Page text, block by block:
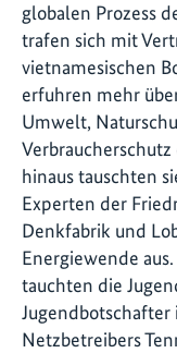
globalen Prozess
trafen sich mit
vietnamesischen
erfuhren mehr
Umwelt,
hinaus tauschten
Experten der
Denkfabrik und
Energiewende
tauchten die
Netzbetreibers